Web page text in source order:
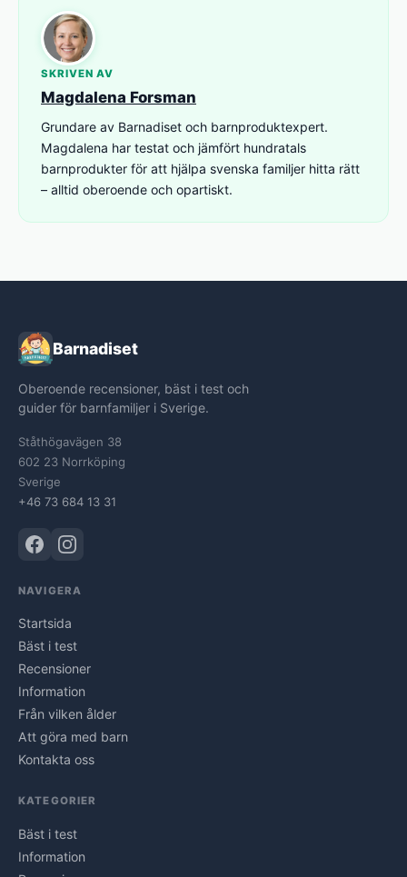
SKRIVEN AV
Magdalena Forsman
Grundare av Barnadiset och barnproduktexpert.
Magdalena har testat och jämfört hundratals
barnprodukter för att hjälpa svenska familjer hitta rätt
– alltid oberoende och opartiskt.
Barnadiset
Oberoende recensioner, bäst i test och
guider för barnfamiljer i Sverige.
Ståthögavägen 38
602 23 Norrköping
Sverige
+46 73 684 13 31
NAVIGERA
Startsida
Bäst i test
Recensioner
Information
Från vilken ålder
Att göra med barn
Kontakta oss
KATEGORIER
Bäst i test
Information